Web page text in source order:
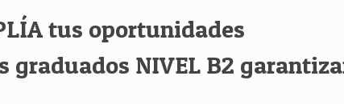
tus oportunidades
graduados NIVEL B2